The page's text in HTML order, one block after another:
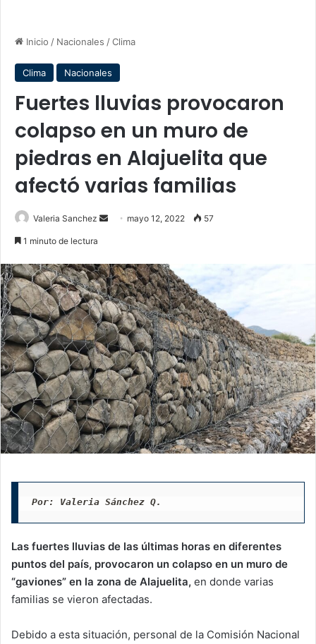
Inicio / Nacionales /Clima
Clima Nacionales
Fuertes lluvias provocaron
colapso en un muro de
piedras en Alajuelita que
afectó varias familias
Valeria Sanchez
Send mayo 12, 2022 57
1 minuto de lectura
Por: Valeria Sánchez Q.
Las fuertes lluvias de las últimas horas en diferentes
puntos del país, provocaron un colapso en un muro de
“gaviones” en la zona de Alajuelita, en donde varias
familias se vieron afectadas.
Debido a esta situación, personal de la Comisión Nacional